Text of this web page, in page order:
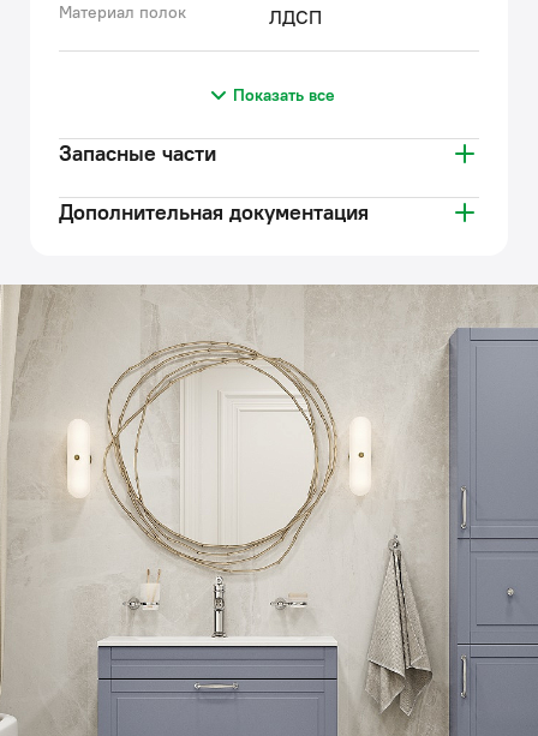
Материал полок ЛДСП
Показать все
Запасные части
Дополнительная документация